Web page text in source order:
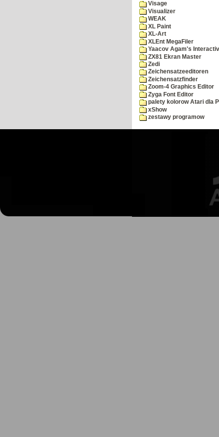
Visage
Visualizer
WEAK
XL Paint
XL-Art
XLEnt MegaFiler
Yaacov Agam's
ZX81 Ekran Master
Zedi
Zeichensatzeeditoren
Zeichensatzfinder
Zoom-4 Graphics Editor
Zyga Font Editor
palety kolorow Atari dla
xShow
zestawy programow